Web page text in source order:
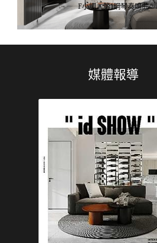
F小調。第1鋼琴奏鳴曲
媒體報導